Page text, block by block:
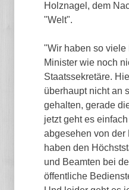
Holznagel, dem
"Welt".
"Wir haben so viele
Minister wie noch
Staatssekretäre.
überhaupt nicht an
gehalten, gerade
jetzt geht es
abgesehen von der
haben den
und Beamten bei
öffentliche